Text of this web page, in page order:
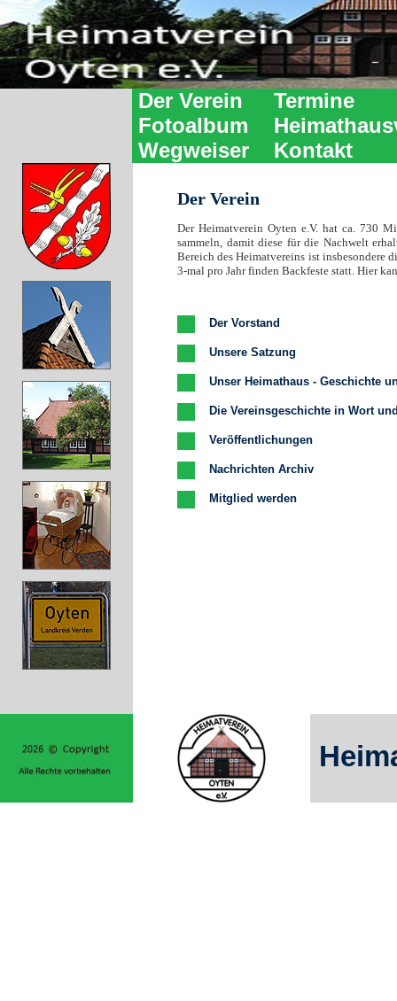
Der Verein
Termine
Fotoalbum
Wegweiser
Kontakt
Der Verein
Der Heimatverein Oyten e.V. hat ca. 730
sammeln, damit diese für die Nachwelt
Bereich des Heimatvereins ist insbesondere
3-mal pro Jahr finden Backfeste statt. Hier
Der Vorstand
Unsere Satzung
Unser Heimathaus - Geschichte
Die Vereinsgeschichte in Wort
Veröffentlichungen
Nachrichten Archiv
Mitglied werden